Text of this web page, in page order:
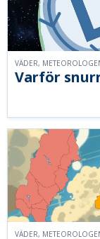
Varför
VÄDER,
VÄDER,